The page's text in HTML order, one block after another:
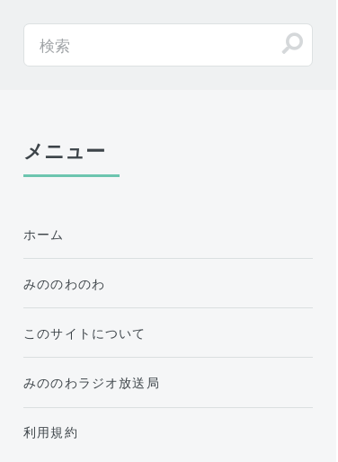
メニュー
ホーム
みののわのわ
このサイトについて
みののわラジオ放送局
利用規約